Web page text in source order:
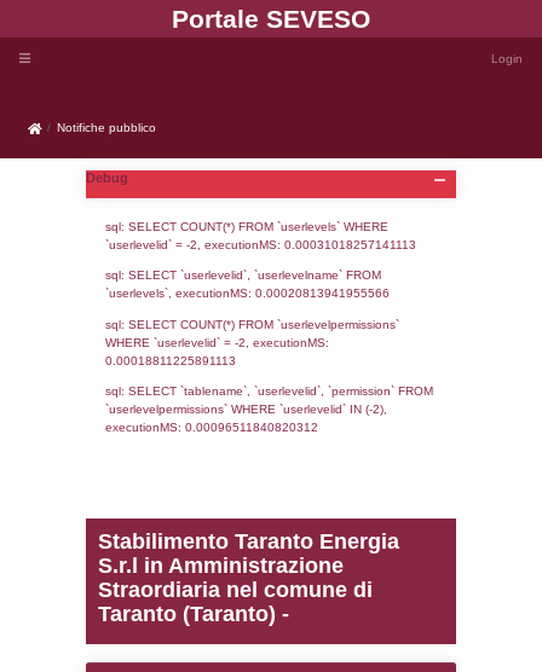
Portale
Notifiche pubblico
Notifiche pubblico
Debug
sql: SELECT COUNT(*) FROM `userlevels`
sql: SELECT `userlevelid`, `userlevelname`
0.00018811225891113
sql: SELECT `tablename`, `userlevelid`,
`userlevelpermissions` WHERE `userlevelid`
executionMS: 0.00096511840820312